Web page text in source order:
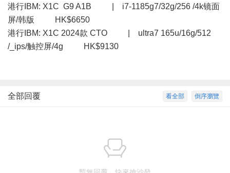
港行IBM: X1C G9 A1B | i7-1185g7/32g/256 /4k镜面
屏/韩版 HK$6650
港行IBM: X1C 2024款 CTO | ultra7 165u/16g/512
/_ips/触控屏/4g HK$9130
倒序瀏覽
看全部
全部回覆